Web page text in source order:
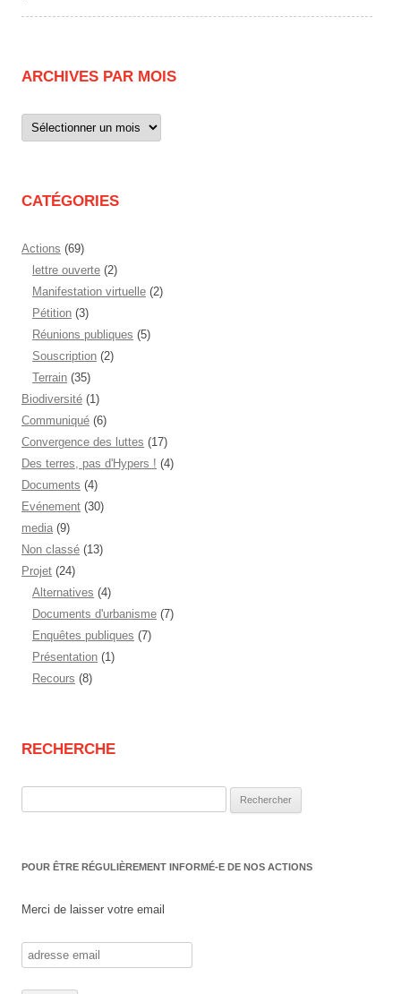
ARCHIVES PAR MOIS
Archives
par
CATÉGORIES
Actions (69)
lettre ouverte (2)
Manifestation virtuelle (2)
Pétition (3)
Réunions publiques (5)
Souscription (2)
Terrain (35)
Biodiversité (1)
Communiqué (6)
Convergence des luttes (17)
Des terres, pas d'Hypers ! (4)
Documents (4)
Evénement (30)
media (9)
Non classé (13)
Projet (24)
Alternatives (4)
Documents d'urbanisme (7)
Enquêtes publiques (7)
Présentation (1)
Recours (8)
RECHERCHE
POUR ÊTRE RÉGULIÈREMENT INFORMÉ-E DE NOS ACTIONS
Merci de laisser votre email